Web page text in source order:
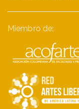
Miembro de: